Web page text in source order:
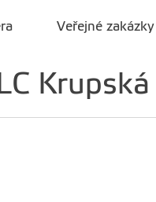
Veřejné zakázky
Krupská